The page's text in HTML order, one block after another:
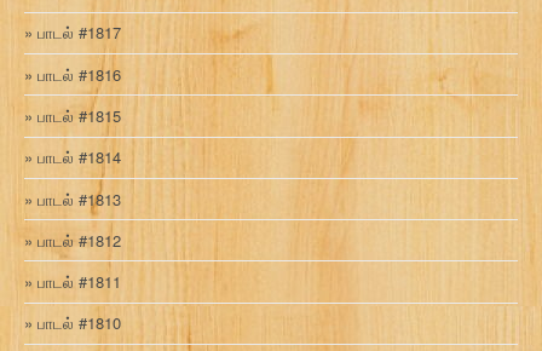
பாடல் #1817
பாடல் #1816
பாடல் #1815
பாடல் #1814
பாடல் #1813
பாடல் #1812
பாடல் #1811
பாடல் #1810